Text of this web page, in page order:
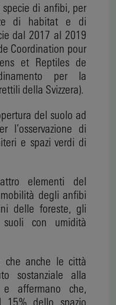
di anfibi, per
di habitat e di
dal 2017 al 2019
Coordination pour
et Reptiles de
per la
della Svizzera).
del suolo ad
l’osservazione di
e spazi verdi di
elementi del
degli anfibi
delle foreste, gli
con umidità
che anche le città
sostanziale alla
affermano che,
dello spazio